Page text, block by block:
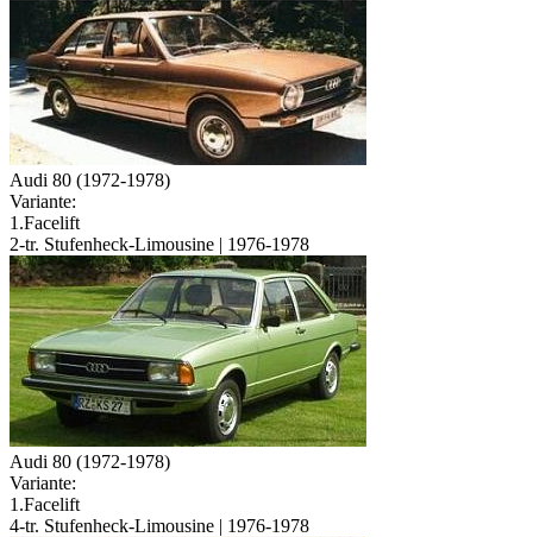
Audi 80 (1972-1978)
Variante:
1.Facelift
2-tr. Stufenheck-Limousine | 1976-1978
Audi 80 (1972-1978)
Variante:
1.Facelift
4-tr. Stufenheck-Limousine | 1976-1978